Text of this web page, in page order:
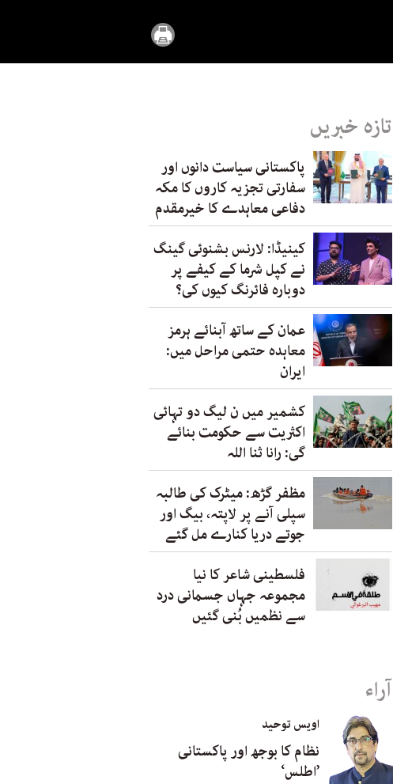
تازہ خبریں
پاکستانی سیاست دانوں اور
سفارتی تجزیہ کاروں کا مکہ
دفاعی معاہدے کا خیرمقدم
کینیڈا: لارنس بشنوئی گینگ
نے کپل شرما کے کیفے پر
دوبارہ فائرنگ کیوں کی؟
عمان کے ساتھ آبنائے ہرمز
معاہدہ حتمی مراحل میں:
ایران
کشمیر میں ن لیگ دو تہائی
اکثریت سے حکومت بنائے
گی: رانا ثنا اللہ
مظفر گڑھ: میٹرک کی طالبہ
سپلی آنے پر لاپتہ، بیگ اور
جوتے دریا کنارے مل گئے
فلسطینی شاعر کا نیا
مجموعہ جہاں جسمانی درد
سے نظمیں بُنی گئیں
آراء
اویس توحید
نظام کا بوجھ اور پاکستانی
’اطلس‘